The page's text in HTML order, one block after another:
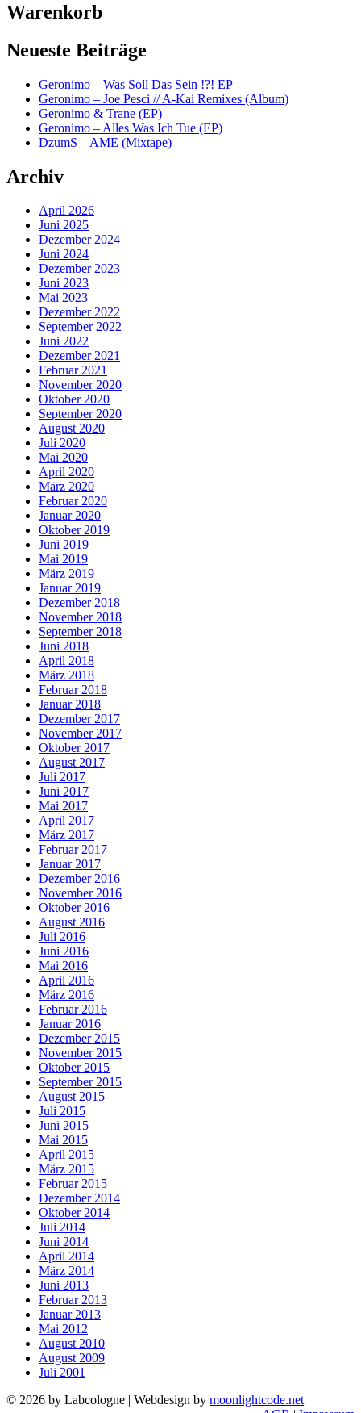
Warenkorb
Neueste Beiträge
Geronimo – Was Soll Das Sein !?! EP
Geronimo – Joe Pesci // A-Kai Remixes (Album)
Geronimo & Trane (EP)
Geronimo – Alles Was Ich Tue (EP)
DzumS – AME (Mixtape)
Archiv
April 2026
Juni 2025
Dezember 2024
Juni 2024
Dezember 2023
Juni 2023
Mai 2023
Dezember 2022
September 2022
Juni 2022
Dezember 2021
Februar 2021
November 2020
Oktober 2020
September 2020
August 2020
Juli 2020
Mai 2020
April 2020
März 2020
Februar 2020
Januar 2020
Oktober 2019
Juni 2019
Mai 2019
März 2019
Januar 2019
Dezember 2018
November 2018
September 2018
Juni 2018
April 2018
März 2018
Februar 2018
Januar 2018
Dezember 2017
November 2017
Oktober 2017
August 2017
Juli 2017
Juni 2017
Mai 2017
April 2017
März 2017
Februar 2017
Januar 2017
Dezember 2016
November 2016
Oktober 2016
August 2016
Juli 2016
Juni 2016
Mai 2016
April 2016
März 2016
Februar 2016
Januar 2016
Dezember 2015
November 2015
Oktober 2015
September 2015
August 2015
Juli 2015
Juni 2015
Mai 2015
April 2015
März 2015
Februar 2015
Dezember 2014
Oktober 2014
Juli 2014
Juni 2014
April 2014
März 2014
Juni 2013
Februar 2013
Januar 2013
Mai 2012
August 2010
August 2009
Juli 2001
© 2026 by Labcologne | Webdesign by moonlightcode.net